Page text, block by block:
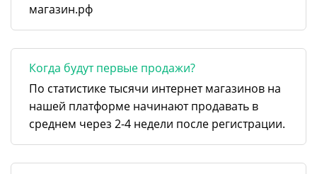
магазин.рф
Когда будут первые продажи?
По статистике тысячи интернет магазинов на
нашей платформе начинают продавать в
среднем через 2-4 недели после регистрации.